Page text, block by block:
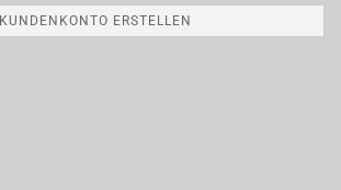
KUNDENKONTO ERSTELLEN